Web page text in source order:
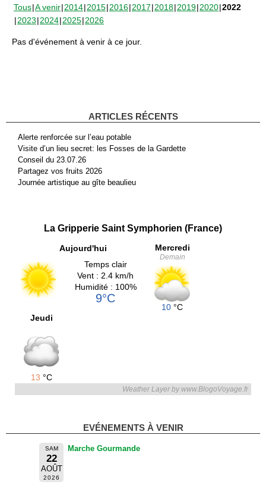
Tous A venir 2014 2015 2016 2017 2018 2019 2020 2022
2023 2024 2025 2026
Pas d'événement à venir à ce jour.
ARTICLES RÉCENTS
Alerte renforcée sur l’eau potable
Visite d’un lieu secret: les Fosses de la Gardette
Conseil du 23.07.26
Partagez vos fruits 2026
Journée artistique au gîte beaulieu
La Gripperie Saint Symphorien (France)
Aujourd'hui
Temps clair
Vent : 2.4 km/h
Humidité : 100%
9°C
Mercredi
Demain
10 °C
Jeudi
13 °C
Weather Layer by www.BlogoVoyage.fr
EVÉNEMENTS À VENIR
SAM
22
AOÛT
2026
Marche Gourmande